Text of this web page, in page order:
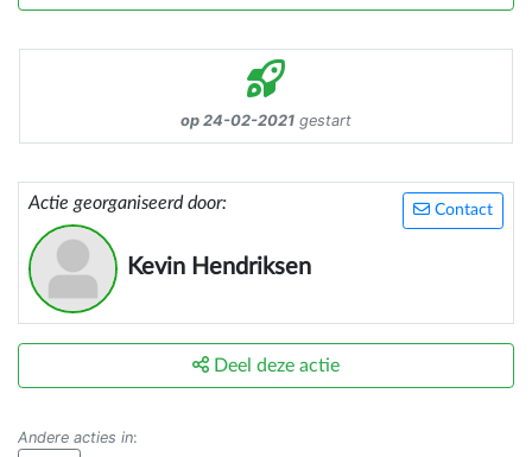
op 24-02-2021 gestart
Contact
Actie georganiseerd door:
Kevin Hendriksen
Deel deze actie
Andere acties in: